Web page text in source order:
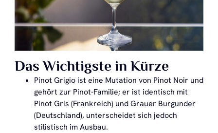
Das Wichtigste in Kürze
Pinot Grigio ist eine Mutation von Pinot Noir und
gehört zur Pinot-Familie; er ist identisch mit
Pinot Gris (Frankreich) und Grauer Burgunder
(Deutschland), unterscheidet sich jedoch
stilistisch im Ausbau.